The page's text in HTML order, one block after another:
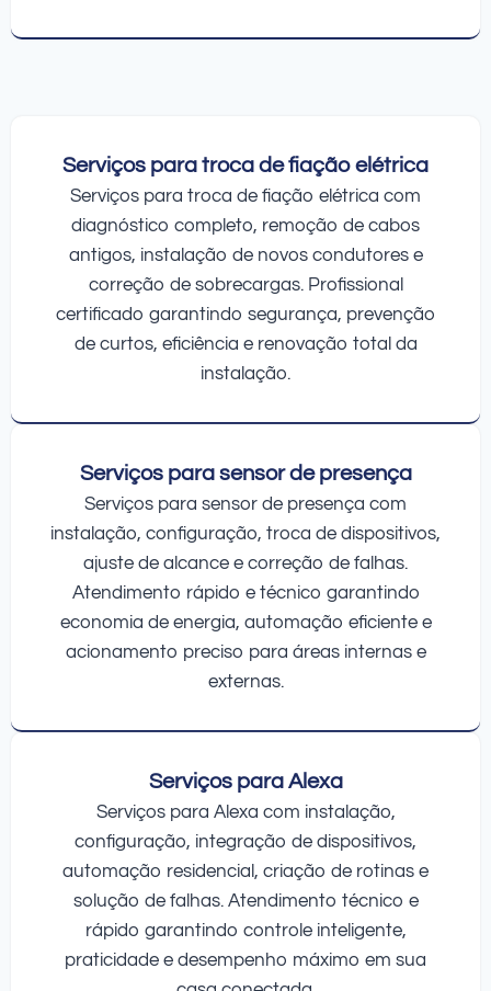
Serviços para troca de fiação elétrica
Serviços para troca de fiação elétrica com
diagnóstico completo, remoção de cabos
antigos, instalação de novos condutores e
correção de sobrecargas. Profissional
certificado garantindo segurança, prevenção
de curtos, eficiência e renovação total da
instalação.
Serviços para sensor de presença
Serviços para sensor de presença com
instalação, configuração, troca de dispositivos,
ajuste de alcance e correção de falhas.
Atendimento rápido e técnico garantindo
economia de energia, automação eficiente e
acionamento preciso para áreas internas e
externas.
Serviços para Alexa
Serviços para Alexa com instalação,
configuração, integração de dispositivos,
automação residencial, criação de rotinas e
solução de falhas. Atendimento técnico e
rápido garantindo controle inteligente,
praticidade e desempenho máximo em sua